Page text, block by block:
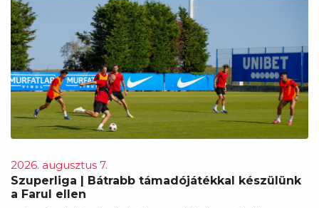
2026. augusztus 7.
Szuperliga | Bátrabb támadójátékkal készülünk
a Farul ellen